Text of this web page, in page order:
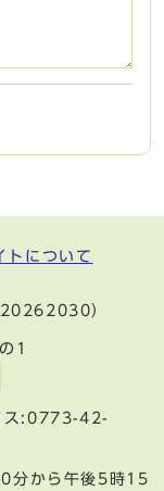
トについて
）
1
ス:0773-42-
分から午後5時15